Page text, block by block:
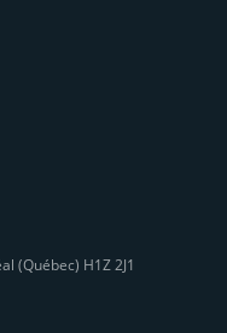
(Québec) H1Z 2J1